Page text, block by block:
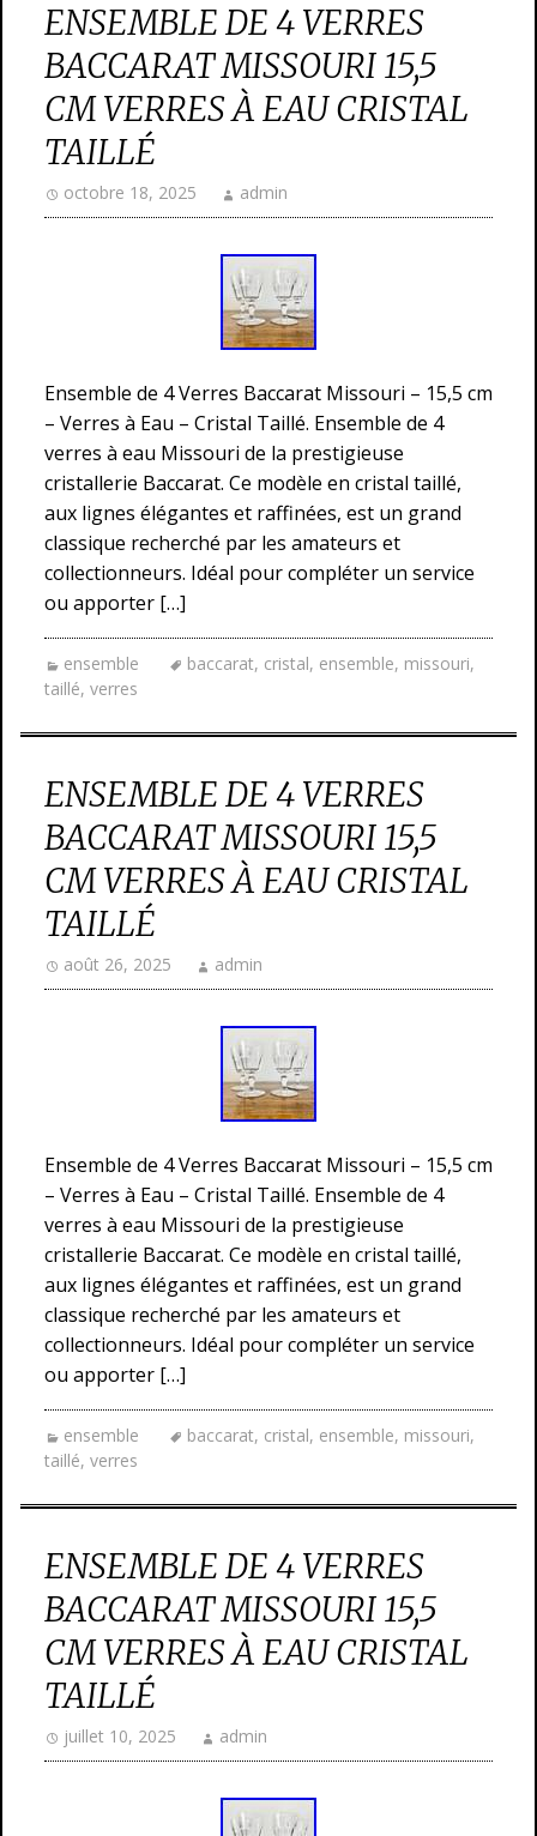
ENSEMBLE DE 4 VERRES
BACCARAT MISSOURI 15,5
CM VERRES À EAU CRISTAL
TAILLÉ
octobre 18, 2025 admin
Ensemble de 4 Verres Baccarat Missouri – 15,5 cm
– Verres à Eau – Cristal Taillé. Ensemble de 4
verres à eau Missouri de la prestigieuse
cristallerie Baccarat. Ce modèle en cristal taillé,
aux lignes élégantes et raffinées, est un grand
classique recherché par les amateurs et
collectionneurs. Idéal pour compléter un service
ou apporter […]
ensemble baccarat, cristal, ensemble, missouri,
taillé, verres
ENSEMBLE DE 4 VERRES
BACCARAT MISSOURI 15,5
CM VERRES À EAU CRISTAL
TAILLÉ
août 26, 2025 admin
Ensemble de 4 Verres Baccarat Missouri – 15,5 cm
– Verres à Eau – Cristal Taillé. Ensemble de 4
verres à eau Missouri de la prestigieuse
cristallerie Baccarat. Ce modèle en cristal taillé,
aux lignes élégantes et raffinées, est un grand
classique recherché par les amateurs et
collectionneurs. Idéal pour compléter un service
ou apporter […]
ensemble baccarat, cristal, ensemble, missouri,
taillé, verres
ENSEMBLE DE 4 VERRES
BACCARAT MISSOURI 15,5
CM VERRES À EAU CRISTAL
TAILLÉ
juillet 10, 2025 admin